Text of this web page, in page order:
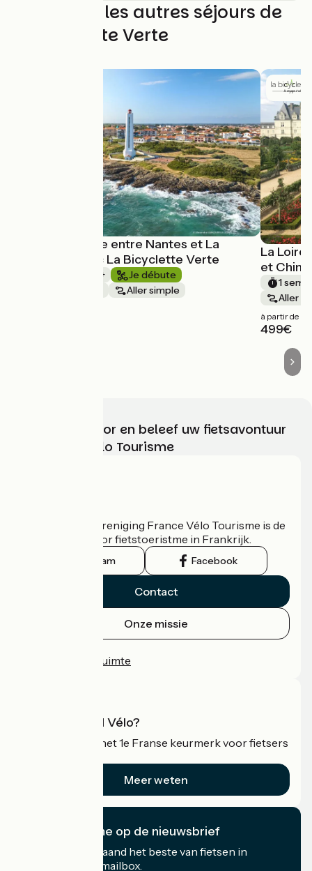
Découvrez les autres séjours de
La Bicyclette Verte
La Vélodyssée entre Nantes et La
Rochelle avec La Bicyclette Verte
1 semaine et +
Je débute
Aller simple
La Loire
et
1
Aller
à partir de
499€
Kies, bereid voor en beleef uw fietsavontuur
met France Vélo Tourisme
De nationale vereniging France Vélo Tourisme is de
officiële gids voor fietstoeristme in Frankrijk.
Instagram Facebook
Contact
Onze missie
Professionele ruimte
Wat is Accueil Vélo?
Accueil Vélo is het 1e Franse keurmerk voor fietsers
Meer weten
Ik abonneer me op de nieuwsbrief
Ontvang elke maand het beste van fietsen in
Frankrijk in uw mailbox.